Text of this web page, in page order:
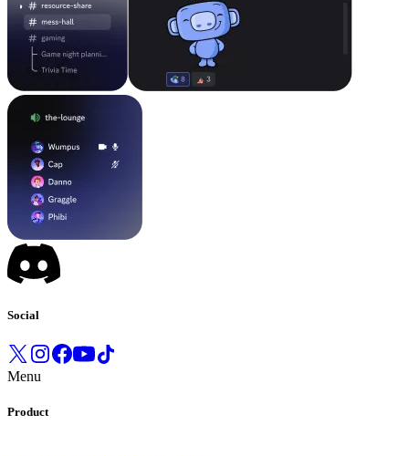
Social
Menu
Product